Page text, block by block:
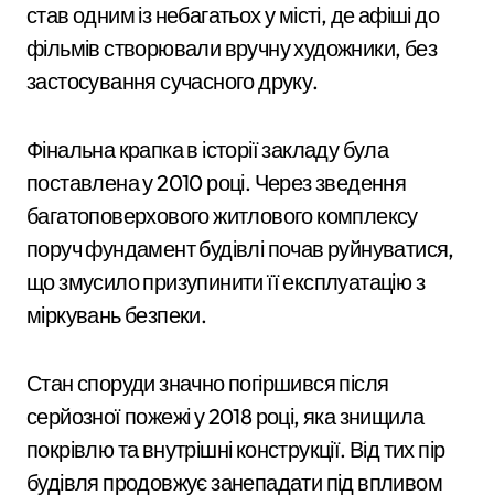
став одним із небагатьох у місті, де афіші до
фільмів створювали вручну художники, без
застосування сучасного друку.
Фінальна крапка в історії закладу була
поставлена у 2010 році. Через зведення
багатоповерхового житлового комплексу
поруч фундамент будівлі почав руйнуватися,
що змусило призупинити її експлуатацію з
міркувань безпеки.
Стан споруди значно погіршився після
серйозної пожежі у 2018 році, яка знищила
покрівлю та внутрішні конструкції. Від тих пір
будівля продовжує занепадати під впливом